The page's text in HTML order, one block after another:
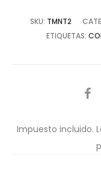
SKU: TMNT2
ETIQUETAS:
Impuesto incluido.